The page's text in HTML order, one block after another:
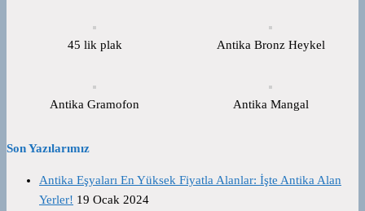
45 lik plak Antika Bronz Heykel
Antika Gramofon Antika Mangal
Son Yazılarımız
Antika Eşyaları En Yüksek Fiyatla Alanlar: İşte Antika Alan
Yerler! 19 Ocak 2024